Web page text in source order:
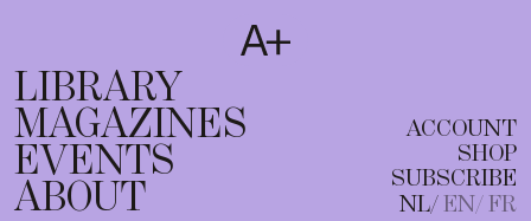
T
EN FR
LIBRARY
MAGAZINES
EVENTS
ABOUT
ACCOUNT
SHOP
SUBSCRIBE
NL EN FR